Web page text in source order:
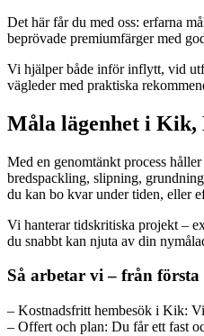
Det här får du med oss: erfarna
beprövade premiumfärger med
Vi hjälper både inför inflytt, vid
vägleder med praktiska
Måla lägenhet i Kik,
Med en genomtänkt process
bredspackling, slipning,
du kan bo kvar under tiden, eller
Vi hanterar tidskritiska projekt –
du snabbt kan njuta av din
Så arbetar vi – från första
– Kostnadsfritt hembesök i Kik:
– Offert och plan: Du får ett fast